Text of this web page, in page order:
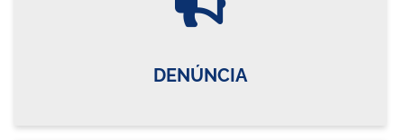
DENÚNCIA